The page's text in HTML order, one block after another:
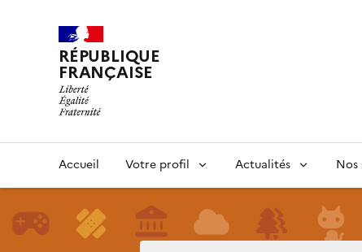
RÉPUBLIQUE
FRANÇAISE
Accueil Votre profil Actualités Nos